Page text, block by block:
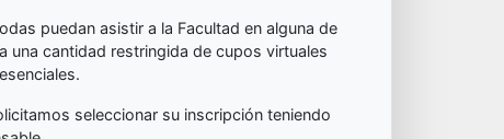
puedan asistir a la Facultad en alguna de
una cantidad restringida de cupos virtuales
seleccionar su inscripción teniendo